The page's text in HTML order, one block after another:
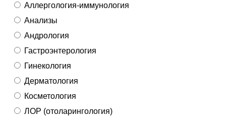
Аллергология-иммунология
Анализы
Андрология
Гастроэнтерология
Гинекология
Дерматология
Косметология
ЛОР (отоларингология)